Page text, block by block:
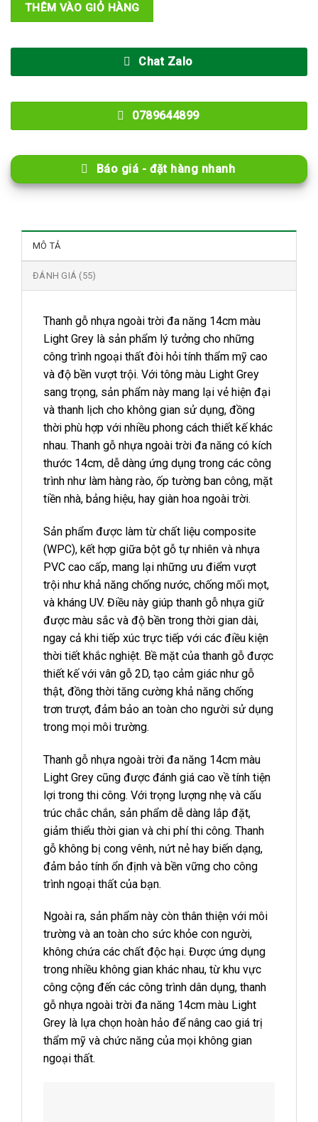
Năng
số
THÊM VÀO GIỎ HÀNG
Chat Zalo
0789644899
Báo giá - đặt hàng nhanh
MÔ TẢ
ĐÁNH GIÁ (55)
Thanh gỗ nhựa ngoài trời đa năng 14cm màu
Light Grey là sản phẩm lý tưởng cho những
công trình ngoại thất đòi hỏi tính thẩm mỹ cao
và độ bền vượt trội. Với tông màu Light Grey
sang trọng, sản phẩm này mang lại vẻ hiện đại
và thanh lịch cho không gian sử dụng, đồng
thời phù hợp với nhiều phong cách thiết kế khác
nhau. Thanh gỗ nhựa ngoài trời đa năng có kích
thước 14cm, dễ dàng ứng dụng trong các công
trình như làm hàng rào, ốp tường ban công, mặt
tiền nhà, bảng hiệu, hay giàn hoa ngoài trời.
Sản phẩm được làm từ chất liệu composite
(WPC), kết hợp giữa bột gỗ tự nhiên và nhựa
PVC cao cấp, mang lại những ưu điểm vượt
trội như khả năng chống nước, chống mối mọt,
và kháng UV. Điều này giúp thanh gỗ nhựa giữ
được màu sắc và độ bền trong thời gian dài,
ngay cả khi tiếp xúc trực tiếp với các điều kiện
thời tiết khắc nghiệt. Bề mặt của thanh gỗ được
thiết kế với vân gỗ 2D, tạo cảm giác như gỗ
thật, đồng thời tăng cường khả năng chống
trơn trượt, đảm bảo an toàn cho người sử dụng
trong mọi môi trường.
Thanh gỗ nhựa ngoài trời đa năng 14cm màu
Light Grey cũng được đánh giá cao về tính tiện
lợi trong thi công. Với trọng lượng nhẹ và cấu
trúc chắc chắn, sản phẩm dễ dàng lắp đặt,
giảm thiểu thời gian và chi phí thi công. Thanh
gỗ không bị cong vênh, nứt nẻ hay biến dạng,
đảm bảo tính ổn định và bền vững cho công
trình ngoại thất của bạn.
Ngoài ra, sản phẩm này còn thân thiện với môi
trường và an toàn cho sức khỏe con người,
không chứa các chất độc hại. Được ứng dụng
trong nhiều không gian khác nhau, từ khu vực
công cộng đến các công trình dân dụng, thanh
gỗ nhựa ngoài trời đa năng 14cm màu Light
Grey là lựa chọn hoàn hảo để nâng cao giá trị
thẩm mỹ và chức năng của mọi không gian
ngoại thất.